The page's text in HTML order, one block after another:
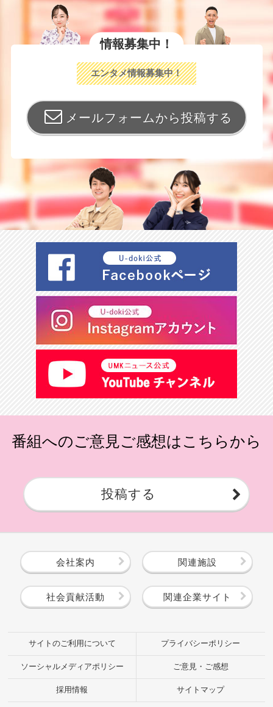
情報募集中！
エンタメ情報募集中！
メールフォームから投稿する
番組へのご意見ご感想はこちらから
投稿する
会社案内 関連施設
社会貢献活動 関連企業サイト
サイトのご利用について プライバシーポリシー
ソーシャルメディアポリシー ご意見・ご感想
採用情報 サイトマップ